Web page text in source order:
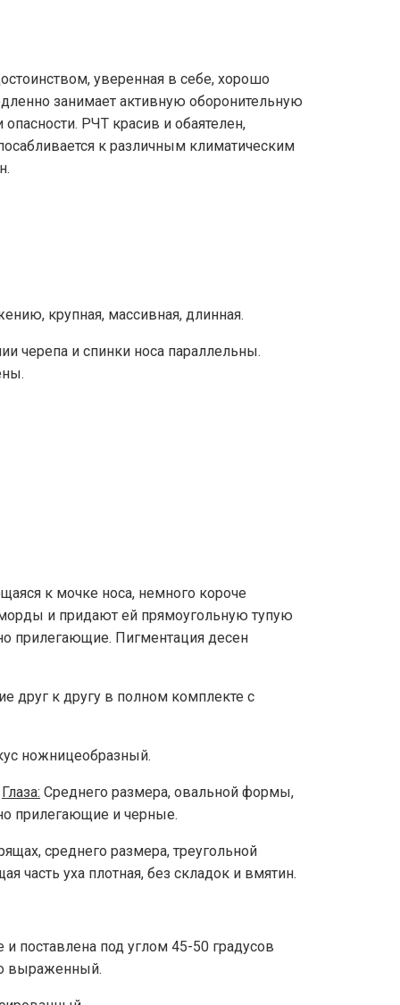
уверенная в себе, хорошо
занимает активную оборонительную
РЧТ красив и обаятелен,
к различным климатическим
крупная, массивная, длинная.
черепа и спинки носа параллельны.
к мочке носа, немного короче
и придают ей прямоугольную тупую
прилегающие. Пигментация десен
друг к другу в полном комплекте с
ножницеобразный.
Глаза: Среднего размера, овальной формы,
прилегающие и черные.
среднего размера, треугольной
уха плотная, без складок и вмятин.
и поставлена под углом 45-50 градусов
выраженный.